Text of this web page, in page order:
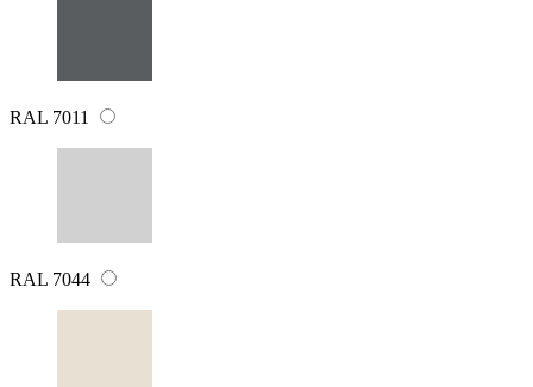
RAL 7011
RAL 7044